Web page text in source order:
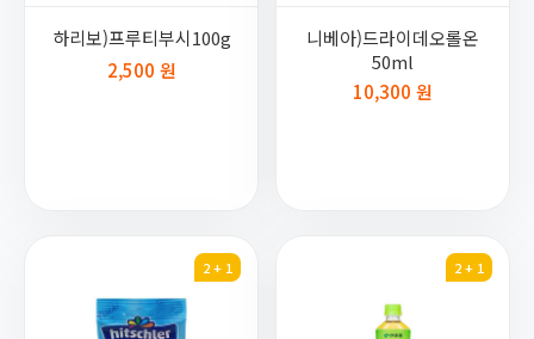
하리보)프루티부시100g
2,500 원
니베아)드라이데오롤온
50ml
10,300 원
2 + 1 2 + 1